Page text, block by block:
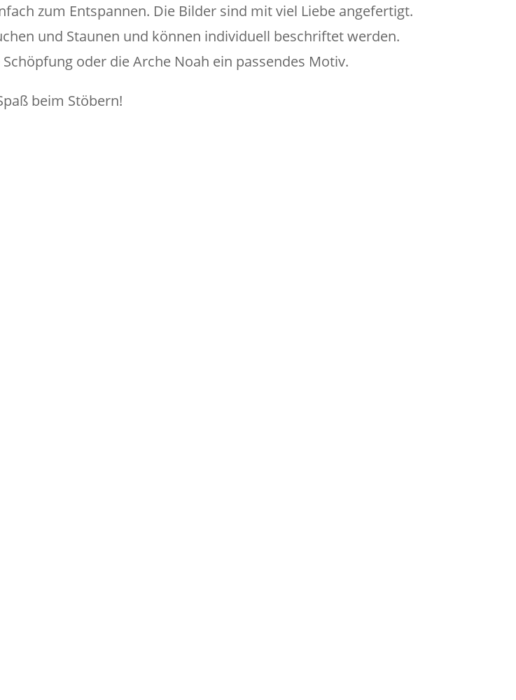
zum Entspannen. Die Bilder sind mit viel Liebe angefertigt.
und Staunen und können individuell beschriftet werden.
oder die Arche Noah ein passendes Motiv.
beim Stöbern!